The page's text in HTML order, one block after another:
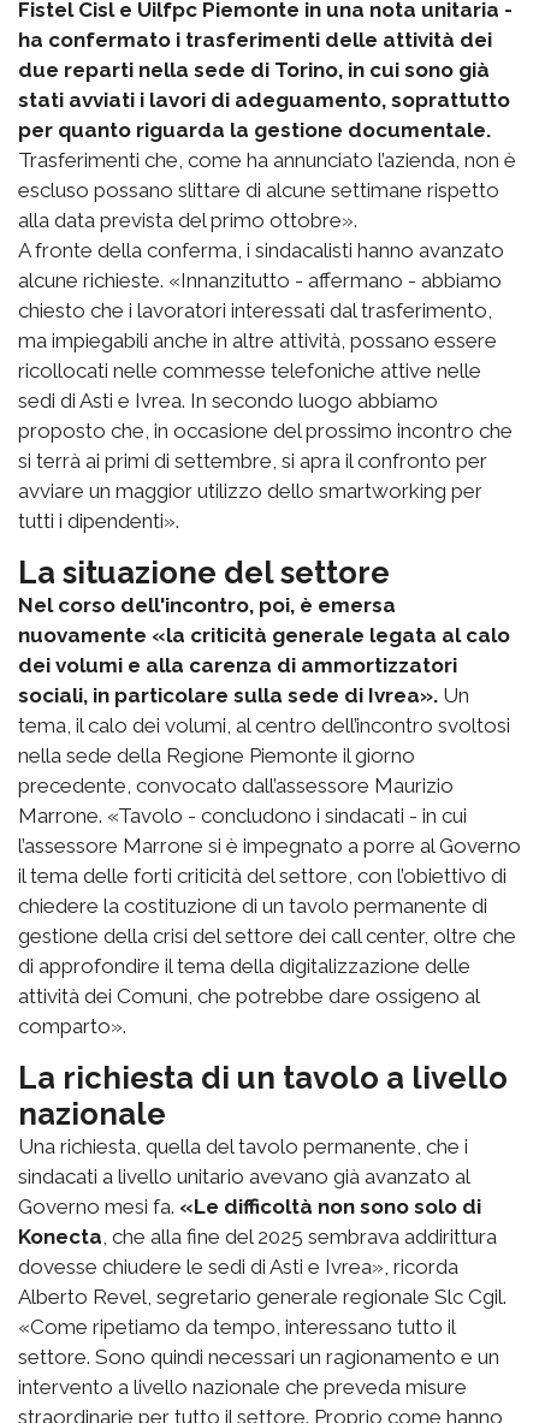
Fistel Cisl e Uilfpc Piemonte in una nota unitaria -
ha confermato i trasferimenti delle attività dei
due reparti nella sede di Torino, in cui sono già
stati avviati i lavori di adeguamento, soprattutto
per quanto riguarda la gestione documentale.
Trasferimenti che, come ha annunciato l’azienda, non è
escluso possano slittare di alcune settimane rispetto
alla data prevista del primo ottobre».
A fronte della conferma, i sindacalisti hanno avanzato
alcune richieste. «Innanzitutto - affermano - abbiamo
chiesto che i lavoratori interessati dal trasferimento,
ma impiegabili anche in altre attività, possano essere
ricollocati nelle commesse telefoniche attive nelle
sedi di Asti e Ivrea. In secondo luogo abbiamo
proposto che, in occasione del prossimo incontro che
si terrà ai primi di settembre, si apra il confronto per
avviare un maggior utilizzo dello smartworking per
tutti i dipendenti».
La situazione del settore
Nel corso dell'incontro, poi, è emersa
nuovamente «la criticità generale legata al calo
dei volumi e alla carenza di ammortizzatori
sociali, in particolare sulla sede di Ivrea». Un
tema, il calo dei volumi, al centro dell’incontro svoltosi
nella sede della Regione Piemonte il giorno
precedente, convocato dall’assessore Maurizio
Marrone. «Tavolo - concludono i sindacati - in cui
l’assessore Marrone si è impegnato a porre al Governo
il tema delle forti criticità del settore, con l’obiettivo di
chiedere la costituzione di un tavolo permanente di
gestione della crisi del settore dei call center, oltre che
di approfondire il tema della digitalizzazione delle
attività dei Comuni, che potrebbe dare ossigeno al
comparto».
La richiesta di un tavolo a livello
nazionale
Una richiesta, quella del tavolo permanente, che i
sindacati a livello unitario avevano già avanzato al
Governo mesi fa. «Le difficoltà non sono solo di
Konecta , che alla fine del 2025 sembrava addirittura
dovesse chiudere le sedi di Asti e Ivrea», ricorda
Alberto Revel, segretario generale regionale Slc Cgil.
«Come ripetiamo da tempo, interessano tutto il
settore. Sono quindi necessari un ragionamento e un
intervento a livello nazionale che preveda misure
straordinarie per tutto il settore. Proprio come hanno